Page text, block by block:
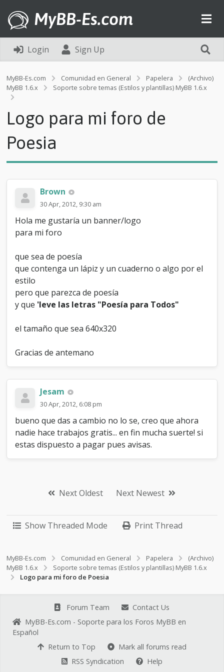
MyBB-Es.com
Login Sign Up
MyBB-Es.com Comunidad en General Papelera
(Archivo)
MyBB 1.6.x
Soporte sobre temas (Estilos y plantillas) MyBB 1.6.x
g
o
a
a
i
o
o
d
o
e
s
i
a
Logo para mi foro de
Poesia
Brown
30 Apr, 2012, 9:30 am
Hola me gustaría un banner/logo
para mi foro
que sea de poesía
que contenga un lápiz y un cuaderno o algo por el
estilo
pero que parezca de poesía
y que 'leve las letras "Poesía para Todos"
el tamaño que sea 640x320
Gracias de antemano
Jesam
30 Apr, 2012, 6:08 pm
bueno que das a cambio no lo se, creo que ahora
nadie hace trabajos gratis... en fin mucha suerte! si
estas dispuesto a pagar pues avisas.
Next Oldest Next Newest
Show Threaded Mode Print Thread
MyBB-Es.com Comunidad en General Papelera
(Archivo)
MyBB 1.6.x
Soporte sobre temas (Estilos y plantillas) MyBB 1.6.x
Logo para mi foro de Poesia
Forum Team
Contact Us
MyBB-Es.com - Soporte para los Foros MyBB en
Español
Return to Top
Mark all forums read
RSS Syndication
Help